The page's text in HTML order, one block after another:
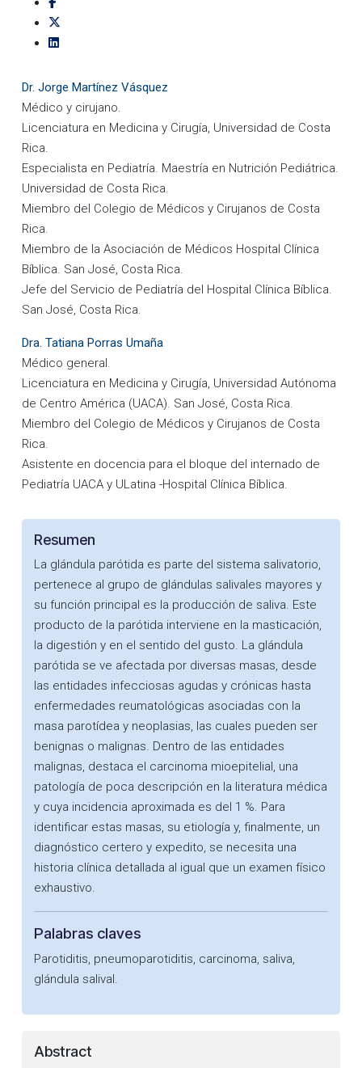
Dr. Jorge Martínez Vásquez
Médico y cirujano.
Licenciatura en Medicina y Cirugía, Universidad de Costa
Rica.
Especialista en Pediatría. Maestría en Nutrición Pediátrica.
Universidad de Costa Rica.
Miembro del Colegio de Médicos y Cirujanos de Costa
Rica.
Miembro de la Asociación de Médicos Hospital Clínica
Bíblica. San José, Costa Rica.
Jefe del Servicio de Pediatría del Hospital Clínica Bíblica.
San José, Costa Rica.
Dra. Tatiana Porras Umaña
Médico general.
Licenciatura en Medicina y Cirugía, Universidad Autónoma
de Centro América (UACA). San José, Costa Rica.
Miembro del Colegio de Médicos y Cirujanos de Costa
Rica.
Asistente en docencia para el bloque del internado de
Pediatría UACA y ULatina -Hospital Clínica Bíblica.
Resumen
La glándula parótida es parte del sistema salivatorio,
pertenece al grupo de glándulas salivales mayores y
su función principal es la producción de saliva. Este
producto de la parótida interviene en la masticación,
la digestión y en el sentido del gusto. La glándula
parótida se ve afectada por diversas masas, desde
las entidades infecciosas agudas y crónicas hasta
enfermedades reumatológicas asociadas con la
masa parotídea y neoplasias, las cuales pueden ser
benignas o malignas. Dentro de las entidades
malignas, destaca el carcinoma mioepitelial, una
patología de poca descripción en la literatura médica
y cuya incidencia aproximada es del 1 %. Para
identificar estas masas, su etiología y, finalmente, un
diagnóstico certero y expedito, se necesita una
historia clínica detallada al igual que un examen físico
exhaustivo.
Palabras claves
Parotiditis, pneumoparotiditis, carcinoma, saliva,
glándula salival.
Abstract